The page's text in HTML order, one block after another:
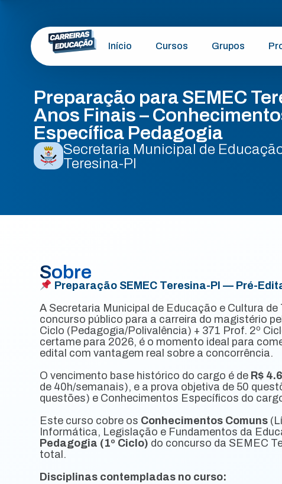
Início Cursos Grupos
Preparação para SEMEC
Anos Finais –
Específica Pedagogia
Secretaria Municipal de
Teresina-PI
Sobre
Preparação SEMEC Teresina-PI — Pré-
A Secretaria Municipal de Educação e Cultura
concurso público para a carreira do magistério
Ciclo (Pedagogia/Polivalência) + 371 Prof. 2º
certame para 2026, é o momento ideal para
edital com vantagem real sobre a concorrência.
O vencimento base histórico do cargo é de R$
de 40h/semanais), e a prova objetiva de 50
questões) e Conhecimentos Específicos do
Este curso cobre os Conhecimentos Comuns
Informática, Legislação e Fundamentos da
Pedagogia (1º Ciclo) do concurso da SEMEC
total.
Disciplinas contempladas no curso: